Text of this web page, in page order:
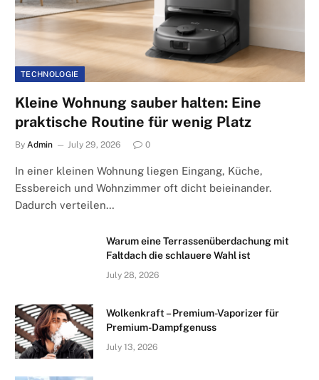
TECHNOLOGIE
Kleine Wohnung sauber halten: Eine
praktische Routine für wenig Platz
By Admin July 29, 2026 0
In einer kleinen Wohnung liegen Eingang, Küche,
Essbereich und Wohnzimmer oft dicht beieinander.
Dadurch verteilen…
Warum eine Terrassenüberdachung mit
Faltdach die schlauere Wahl ist
July 28, 2026
Wolkenkraft – Premium-Vaporizer für
Premium-Dampfgenuss
July 13, 2026